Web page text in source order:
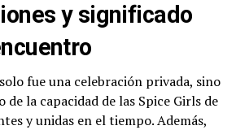
y significado
fue una celebración privada, sino
la capacidad de las Spice Girls de
y unidas en el tiempo. Además,